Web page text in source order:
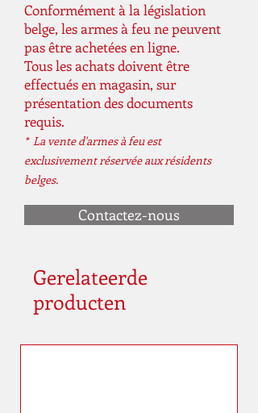
Conformément à la législation
belge, les armes à feu ne peuvent
pas être achetées en ligne.
Tous les achats doivent être
effectués en magasin, sur
présentation des documents
requis.
* La vente d'armes à feu est
exclusivement réservée aux résidents
belges.
Contactez-nous
Gerelateerde
producten